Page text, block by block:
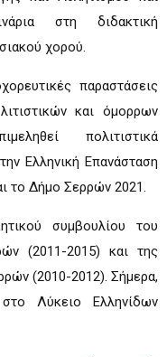
στη διδακτική
χορού.
παραστάσεις
και όμορρων
πολιτιστικά
Ελληνική Επανάσταση
το Δήμο Σερρών 2021.
συμβουλίου του
(2011-2015) και της
(2010-2012). Σήμερα,
Λύκειο Ελληνίδων